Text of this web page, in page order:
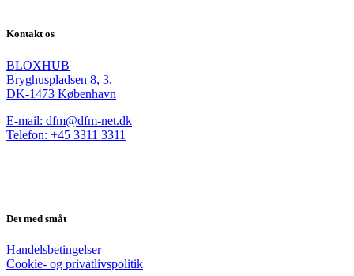
Kontakt os
BLOXHUB
Bryghuspladsen 8, 3.
DK-1473 København
E-mail: dfm@dfm-net.dk
Telefon: +45 3311 3311
Det med småt
Handelsbetingelser
Cookie- og privatlivspolitik